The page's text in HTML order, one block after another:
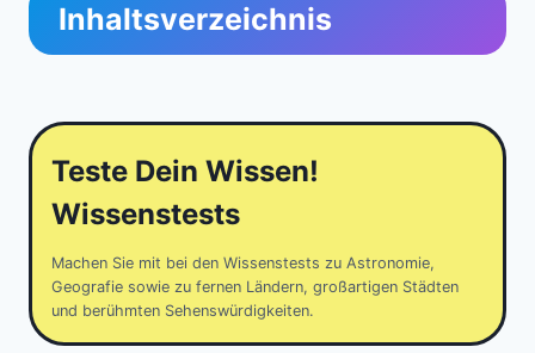
Inhaltsverzeichnis
Teste Dein Wissen!
Wissenstests
Machen Sie mit bei den Wissenstests zu Astronomie,
Geografie sowie zu fernen Ländern, großartigen Städten
und berühmten Sehenswürdigkeiten.